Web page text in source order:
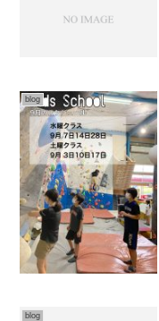
blog
blog